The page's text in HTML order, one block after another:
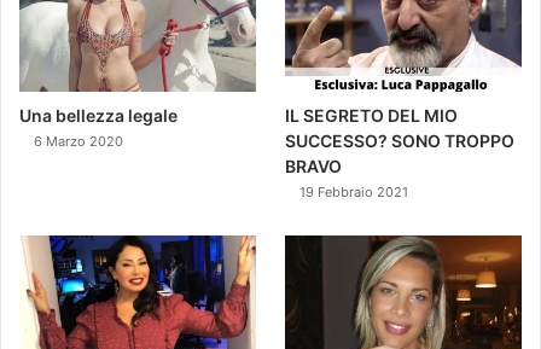
Una bellezza legale
6 Marzo 2020
IL SEGRETO DEL MIO
SUCCESSO? SONO TROPPO
BRAVO
19 Febbraio 2021